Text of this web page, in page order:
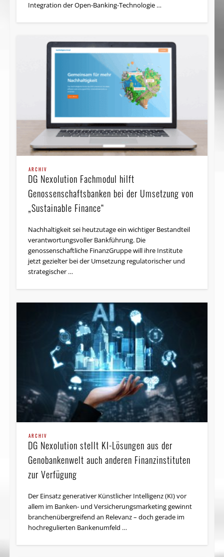
Integration der Open-Banking-Technologie …
ARCHIV
DG Nexolution Fachmodul hilft
Genossenschaftsbanken bei der Umsetzung von
„Sustainable Finance“
Nachhaltigkeit sei heutzutage ein wichtiger Bestandteil
verantwortungsvoller Bankführung. Die
genossenschaftliche FinanzGruppe will ihre Institute
jetzt gezielter bei der Umsetzung regulatorischer und
strategischer …
ARCHIV
DG Nexolution stellt KI-Lösungen aus der
Genobankenwelt auch anderen Finanzinstituten
zur Verfügung
Der Einsatz generativer Künstlicher Intelligenz (KI) vor
allem im Banken- und Versicherungsmarketing gewinnt
branchenübergreifend an Relevanz – doch gerade im
hochregulierten Bankenumfeld …